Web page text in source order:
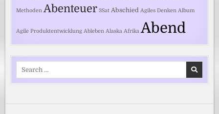
Methoden Abenteuer 3Sat Abschied Agiles Denken Album
Agile Produktentwicklung Ableben Alaska Afrika Abend
Search